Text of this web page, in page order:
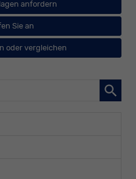
anfordern
Sie an
oder vergleichen